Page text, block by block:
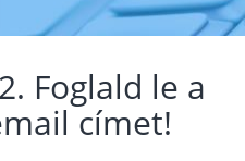
Foglald le a
címet!